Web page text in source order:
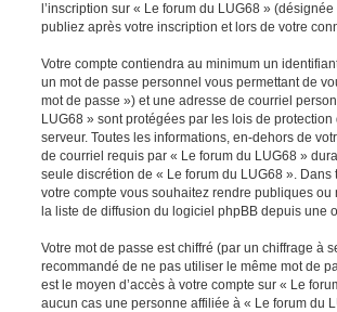
l’inscription sur « Le forum du LUG68 »
publiez après votre inscription et lors de votre
Votre compte contiendra au minimum un
un mot de passe personnel vous permettant de
mot de passe ») et une adresse de courriel
LUG68 » sont protégées par les lois de
serveur. Toutes les informations, en-dehors de
de courriel requis par « Le forum du LUG68 »
seule discrétion de « Le forum du LUG68 ».
votre compte vous souhaitez rendre publiques
la liste de diffusion du logiciel phpBB depuis une
Votre mot de passe est chiffré (par un chiffrage à
recommandé de ne pas utiliser le même mot de
est le moyen d’accès à votre compte sur « Le
aucun cas une personne affiliée à « Le forum du